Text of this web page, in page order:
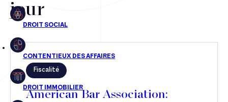
Droit social
Droit immobilier
Restructuring
jour
Fiscalité
American Bar Association: